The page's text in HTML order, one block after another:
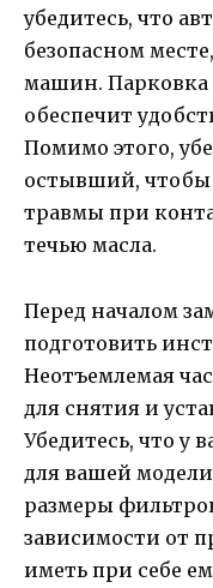
убедитесь, что
безопасном
машин. Парковка
обеспечит
Помимо этого,
остывший, чтобы
травмы при
течью масла.
Перед началом
подготовить
Неотъемлемая
для снятия и
Убедитесь, что у
для вашей
размеры
зависимости от
иметь при себе